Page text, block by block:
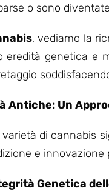
o sono
, vediamo la
eredità genetica e
Antiche: Un
di cannabis
e
Genetica